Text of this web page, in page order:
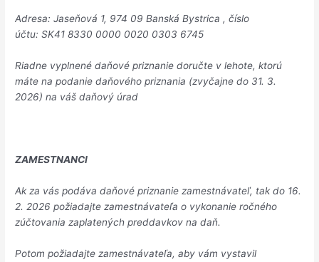
Adresa: Jaseňová 1, 974 09 Banská Bystrica , číslo
účtu: SK41 8330 0000 0020 0303 6745
Riadne vyplnené daňové priznanie doručte v lehote, ktorú
máte na podanie daňového priznania (zvyčajne do 31. 3.
2026) na váš daňový úrad
ZAMESTNANCI
Ak za vás podáva daňové priznanie zamestnávateľ, tak do 16.
2. 2026 požiadajte zamestnávateľa o vykonanie ročného
zúčtovania zaplatených preddavkov na daň.
Potom požiadajte zamestnávateľa, aby vám vystavil